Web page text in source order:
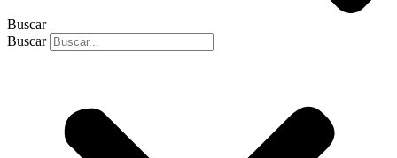
Buscar
Buscar